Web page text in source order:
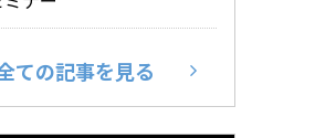
ての記事を見る